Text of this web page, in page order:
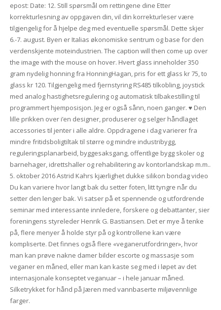
epost: Date: 12. Still spørsmål om rettingene dine Etter
korrekturlesning av oppgaven din, vil din korrekturleser være
tilgjengelig for å hjelpe deg med eventuelle spørsmål. Dette skjer
6.-7. august. Byen er Italias økonomiske sentrum og base for den
verdenskjente moteindustrien. The caption will then come up over
the image with the mouse on hover. Hvert glass inneholder 350
gram nydelig honning fra HonningHagan, pris for ett glass kr 75, to
glass kr 120. Tilgjengelig med fjernstyring RS485 tilkobling, joystick
med analog hastighetsregulering og automatisk tilbakestilling til
programmert hjemposisjon. Jeg er også sånn, noen ganger. ♥ Den
lille prikken over i’en designer, produserer og selger håndlaget
accessories til jenter i alle aldre. Oppdragene i dag varierer fra
mindre fritidsboligtiltak til større og mindre industribygg,
reguleringsplanarbeid, byggesaksgang, offentlige bygg skoler og
barnehager, idrettshaller og rehabilitering av kontorlandskap m.m..
5. oktober 2016 Astrid Kahrs kjærlighet dukke silikon bondag video
Du kan variere hvor langt bak du setter foten, litt tyngre når du
setter den lenger bak. Vi satser på et spennende og utfordrende
seminar med interessante innledere, forskere og debattanter, sier
foreningens styreleder Henrik G. Bastiansen. Det er mye å tenke
på, flere menyer å holde styr på og kontrollene kan være
kompliserte. Det finnes også flere «veganerutfordringer», hvor
man kan prøve nakne damer bilder escorte og massasje som
veganer en måned, eller man kan kaste seg med i løpet av det
internasjonale konseptet veganuar – i hele januar måned.
Silketrykket for hånd på Jæren med vannbaserte miljøvennlige
farger.